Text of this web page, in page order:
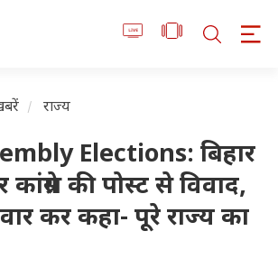
राज्य
Elections: बिहार
की पोस्ट से विवाद,
कर कहा- पूरे राज्य का